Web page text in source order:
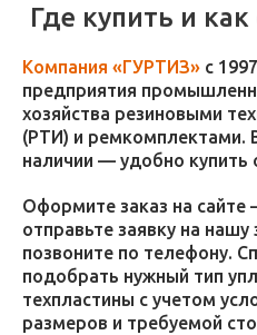
Где купить и
Компания «ГУРТИЗ» с
предприятия
хозяйства резиновыми
(РТИ) и ремкомплектами.
наличии — удобно купить
Оформите заказ на сайте
отправьте заявку на
позвоните по телефону.
подобрать нужный тип
техпластины с учетом
размеров и требуемой